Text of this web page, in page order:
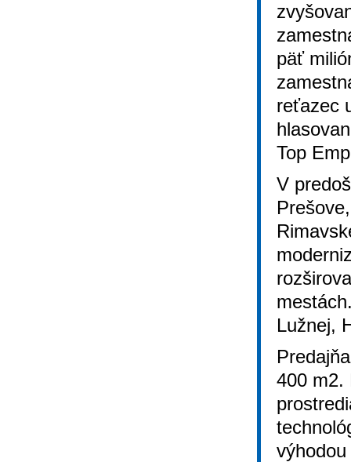
päť
reťazec
Top
V
Lužnej,
400 m2.